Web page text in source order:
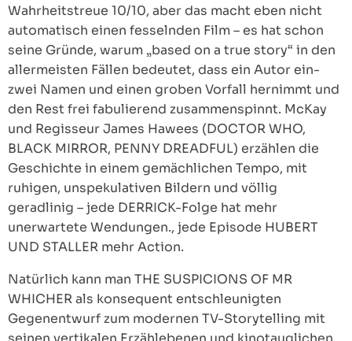
Wahrheitstreue 10/10, aber das macht eben nicht
automatisch einen fesselnden Film – es hat schon
seine Gründe, warum „based on a true story“ in den
allermeisten Fällen bedeutet, dass ein Autor ein-
zwei Namen und einen groben Vorfall hernimmt und
den Rest frei fabulierend zusammenspinnt. McKay
und Regisseur James Hawees (DOCTOR WHO,
BLACK MIRROR, PENNY DREADFUL) erzählen die
Geschichte in einem gemächlichen Tempo, mit
ruhigen, unspekulativen Bildern und völlig
geradlinig – jede DERRICK-Folge hat mehr
unerwartete Wendungen., jede Episode HUBERT
UND STALLER mehr Action.
Natürlich kann man THE SUSPICIONS OF MR
WHICHER als konsequent entschleunigten
Gegenentwurf zum modernen TV-Storytelling mit